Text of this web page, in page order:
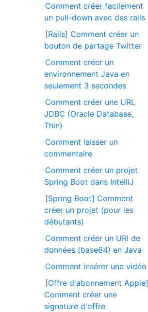
Comment créer facilement
un pull-down avec des rails
[Rails] Comment créer un
bouton de partage Twitter
Comment créer un
environnement Java en
seulement 3 secondes
Comment créer une URL
JDBC (Oracle Database,
Thin)
Comment laisser un
commentaire
Comment créer un projet
Spring Boot dans IntelliJ
[Spring Boot] Comment
créer un projet (pour les
débutants)
Comment créer un URI de
données (base64) en Java
Comment insérer une vidéo
[Offre d'abonnement Apple]
Comment créer une
signature d'offre